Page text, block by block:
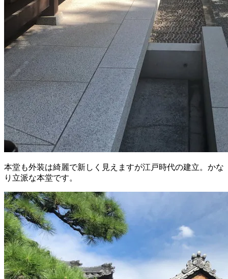
本堂も外装は綺麗で新しく見えますが江戸時代の建立。かな
り立派な本堂です。